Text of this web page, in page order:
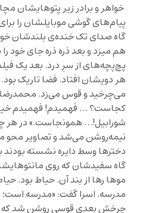
خواهر و برادر زیر پتوهایشان
پیام‌های گوشی موبایلشان را
گاه صدای تک خنده‌ی بلندشان
هم میزد و بعد ذره ذره جای خود
پچ‌پچه‌های از سرِ درد. بعد یک
هر دویشان افتاد. فضا تاریک بود.
می‌چرخید و قوس می‌زد. محمدرضا
کجاست؟ … فهمیدم! فهمیدم
شورابیل!… همونجاست.» در هر
نیمه‌روشن می‌شد و تصاویر محو
دخترها وسط دایره نشسته بودند
گاه سفیدشان که روی
موها رها از بند آن. حیاط بود.
مدرسه. اسرا گفت: «مدرسه است؛
چرخش بعدی قوسی روشن شد که